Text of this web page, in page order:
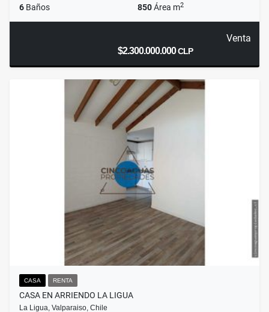
6 Baños 850Área m2
Venta
$2.300.000.000CLP
CASA RENTA
CASA EN ARRIENDO LA LIGUA
La Ligua, Valparaiso, Chile